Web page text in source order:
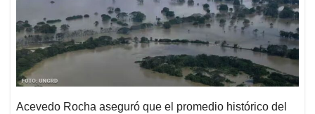
Acevedo Rocha aseguró que el promedio histórico del